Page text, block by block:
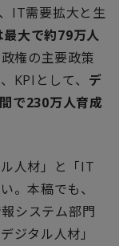
IT需要拡大と生
大で約79万人
権の主要政策
KPI として、 デ
で230万人育成
人材」と「IT
。本稿でも、
システム部門
ジタル人材」